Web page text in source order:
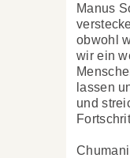
Manus
obwohl
wir ein
lassen
und